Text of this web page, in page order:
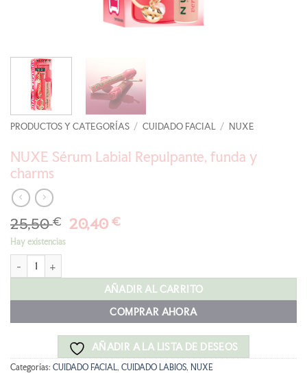
PRODUCTOS Y CATEGORÍAS / CUIDADO FACIAL / NUXE
NUXE Sérum Labial Repulpante, funda y
charms
25,50€ El
25,50 €.
20,40€El
20,40 €.
Hay existencias
NUXE Sérum Labial Repulpante, funda y charms cantidad
AÑADIR AL CARRITO
COMPRAR AHORA
AÑADIR A LA LISTA DE DESEOS
Categorías: CUIDADO FACIAL, CUIDADO LABIOS, NUXE